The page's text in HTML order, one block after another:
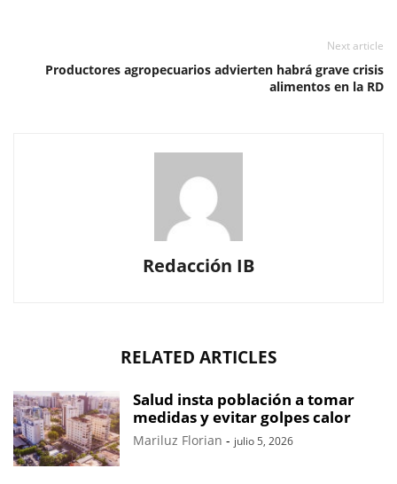
Next article
Productores agropecuarios advierten habrá grave crisis
alimentos en la RD
Redacción IB
RELATED ARTICLES
Salud insta población a tomar
medidas y evitar golpes calor
Mariluz Florian - julio 5, 2026